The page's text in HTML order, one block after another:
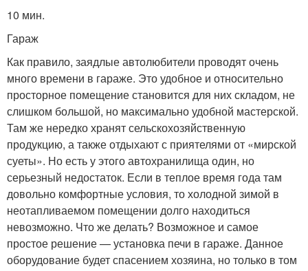
10 мин.
Гараж
Как правило, заядлые автолюбители проводят очень
много времени в гараже. Это удобное и относительно
просторное помещение становится для них складом, не
слишком большой, но максимально удобной мастерской.
Там же нередко хранят сельскохозяйственную
продукцию, а также отдыхают с приятелями от «мирской
суеты». Но есть у этого автохранилища один, но
серьезный недостаток. Если в теплое время года там
довольно комфортные условия, то холодной зимой в
неотапливаемом помещении долго находиться
невозможно. Что же делать? Возможное и самое
простое решение — установка печи в гараже. Данное
оборудование будет спасением хозяина, но только в том